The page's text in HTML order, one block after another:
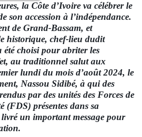
la Côte d’Ivoire va célébrer le
son accession à l’indépendance.
de Grand-Bassam, et
historique, chef-lieu dudit
été choisi pour abriter les
au traditionnel salut aux
lundi du mois d’août 2024, le
Nassou Sidibé, à qui des
par des unités des Forces de
(FDS) présentes dans sa
un important message pour